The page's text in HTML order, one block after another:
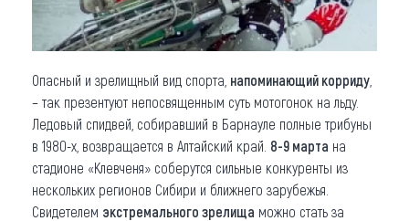
Опасный и зрелищный вид спорта, напоминающий корриду
– так презентуют непосвященным суть мотогонок на льду.
Ледовый спидвей, собиравший в Барнауле полные трибуны
в 1980-х, возвращается в Алтайский край. 8-9 марта на
стадионе «Клевченя» соберутся сильные конкуренты из
нескольких регионов Сибири и ближнего зарубежья.
Свидетелем экстремального зрелища можно стать за